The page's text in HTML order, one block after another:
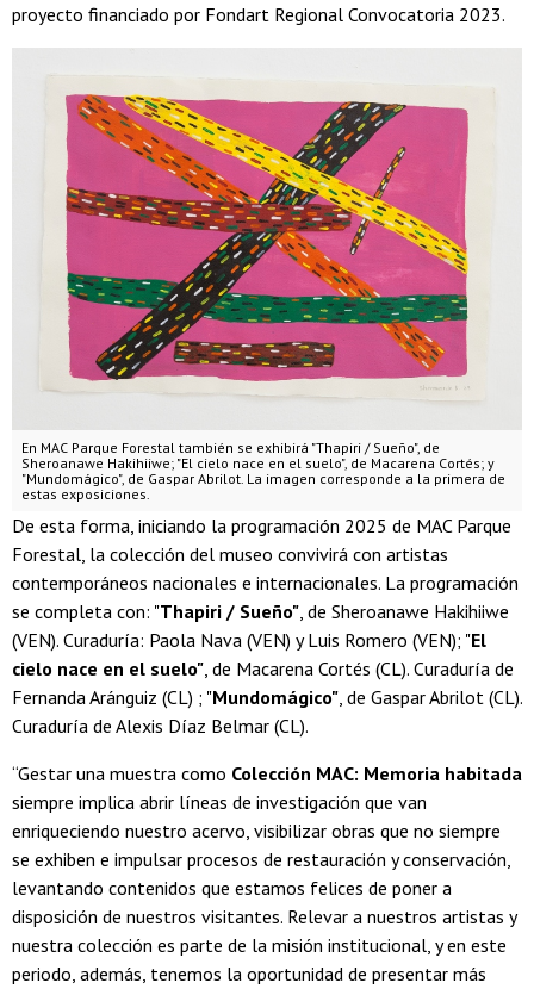
proyecto financiado por Fondart Regional Convocatoria 2023.
En MAC Parque Forestal también se exhibirá "Thapiri / Sueño", de
Sheroanawe Hakihiiwe; "El cielo nace en el suelo", de Macarena Cortés; y
"Mundomágico", de Gaspar Abrilot. La imagen corresponde a la primera de
estas exposiciones.
De esta forma, iniciando la programación 2025 de MAC Parque
Forestal, la colección del museo convivirá con artistas
contemporáneos nacionales e internacionales. La programación
se completa con: "Thapiri / Sueño", de Sheroanawe Hakihiiwe
(VEN). Curaduría: Paola Nava (VEN) y Luis Romero (VEN); "El
cielo nace en el suelo", de Macarena Cortés (CL). Curaduría de
Fernanda Aránguiz (CL) ; "Mundomágico", de Gaspar Abrilot (CL).
Curaduría de Alexis Díaz Belmar (CL).
“Gestar una muestra como Colección MAC: Memoria habitada
siempre implica abrir líneas de investigación que van
enriqueciendo nuestro acervo, visibilizar obras que no siempre
se exhiben e impulsar procesos de restauración y conservación,
levantando contenidos que estamos felices de poner a
disposición de nuestros visitantes. Relevar a nuestros artistas y
nuestra colección es parte de la misión institucional, y en este
periodo, además, tenemos la oportunidad de presentar más